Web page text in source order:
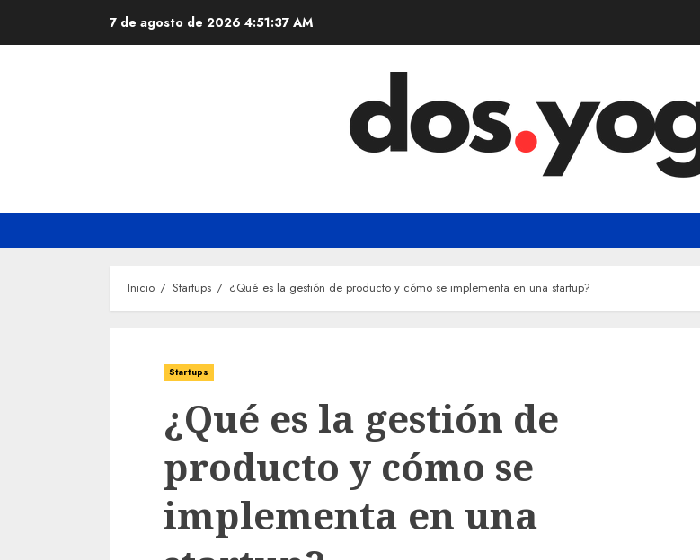
7 de agosto de 2026 4:51:38 AM
Inicio Startups ¿Qué es la gestión de producto y cómo se implementa en una startup?
Startups
¿Qué es la gestión de
producto y cómo se
implementa en una